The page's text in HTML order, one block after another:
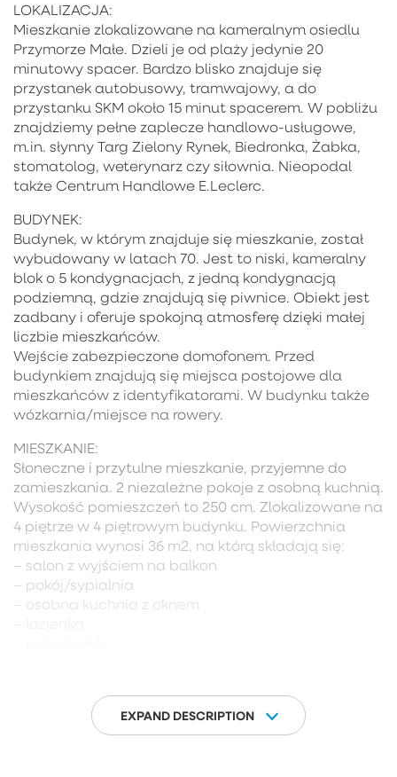
LOKALIZACJA:
Mieszkanie zlokalizowane na kameralnym osiedlu
Przymorze Małe. Dzieli je od plaży jedynie 20
minutowy spacer. Bardzo blisko znajduje się
przystanek autobusowy, tramwajowy, a do
przystanku SKM około 15 minut spacerem. W pobliżu
znajdziemy pełne zaplecze handlowo-usługowe,
m.in. słynny Targ Zielony Rynek, Biedronka, Żabka,
stomatolog, weterynarz czy siłownia. Nieopodal
także Centrum Handlowe E.Leclerc.
BUDYNEK:
Budynek, w którym znajduje się mieszkanie, został
wybudowany w latach 70. Jest to niski, kameralny
blok o 5 kondygnacjach, z jedną kondygnacją
podziemną, gdzie znajdują się piwnice. Obiekt jest
zadbany i oferuje spokojną atmosferę dzięki małej
liczbie mieszkańców.
Wejście zabezpieczone domofonem. Przed
budynkiem znajdują się miejsca postojowe dla
mieszkańców z identyfikatorami. W budynku także
wózkarnia/miejsce na rowery.
MIESZKANIE:
Słoneczne i przytulne mieszkanie, przyjemne do
zamieszkania. 2 niezależne pokoje z osobną kuchnią.
Wysokość pomieszczeń to 250 cm. Zlokalizowane na
4 piętrze w 4 piętrowym budynku. Powierzchnia
mieszkania wynosi 36 m2, na którą składają się:
– salon z wyjściem na balkon
– pokój/sypialnia
– osobna kuchnia z oknem
Mieszkanie przeszło kompleksowy remont w 2024
roku – w trakcie prac wymieniono zarówno
instalację elektryczną, jak i hydrauliczną. Lokal jest
EXPAND DESCRIPTION